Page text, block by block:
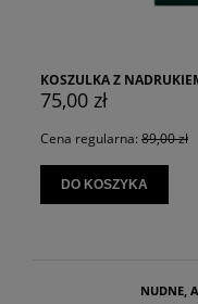
KOSZULKA Z
75,00 zł
Cena regularna: 89,00 zł
DO KOSZYKA
NUDNE,